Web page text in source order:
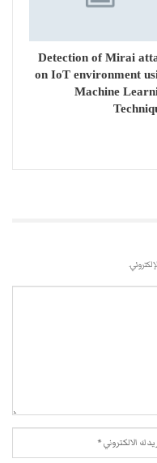
Detection of Mirai
on IoT environment
Machine